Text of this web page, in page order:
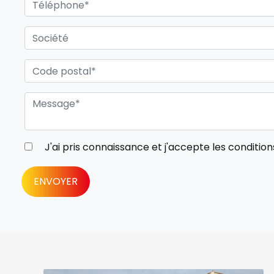
J'ai pris connaissance et j'accepte les
ENVOYER